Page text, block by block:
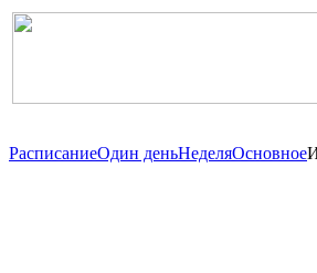
РасписаниеОдин деньНеделяОсновное